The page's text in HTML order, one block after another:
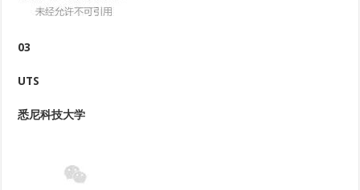
03
UTS
悉尼科技大学